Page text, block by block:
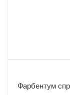
Фарбентум